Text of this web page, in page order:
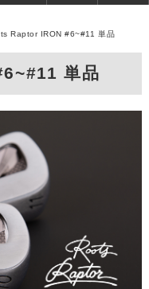
Raptor IRON #6~#11 単品
単品